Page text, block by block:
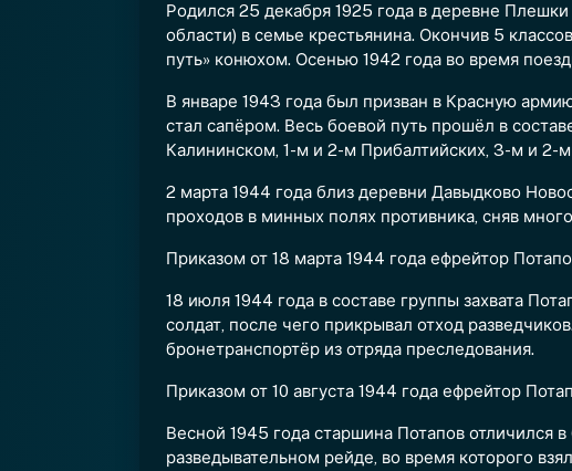
Родился 25 декабря 1925 года в деревне
области) в семье крестьянина. Окончив 5
путь» конюхом. Осенью 1942 года во время
В январе 1943 года был призван в Красную
стал сапёром. Весь боевой путь прошёл в
Калининском, 1-м и 2-м Прибалтийских, 3-м и 2-м
2 марта 1944 года близ деревни Давыдково
проходов в минных полях противника, сняв
Приказом от 18 марта 1944 года ефрейтор
18 июля 1944 года в составе группы захвата
солдат, после чего прикрывал отход
бронетранспортёр из отряда преследования.
Приказом от 10 августа 1944 года ефрейтор
Весной 1945 года старшина Потапов отличился
разведывательном рейде, во время которого